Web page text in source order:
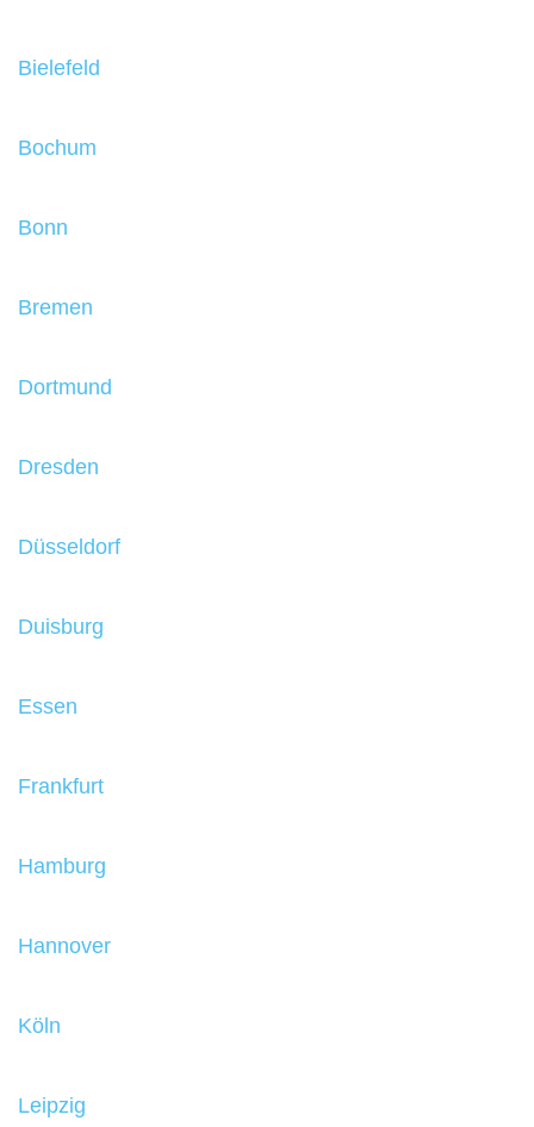
Bielefeld
Bochum
Bonn
Bremen
Dortmund
Dresden
Düsseldorf
Duisburg
Essen
Frankfurt
Hamburg
Hannover
Köln
Leipzig